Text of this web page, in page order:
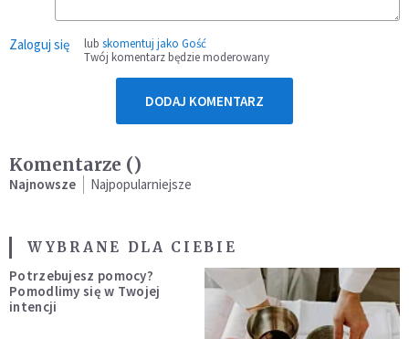
Zaloguj się lub skomentuj jako Gość
Twój komentarz będzie moderowany
DODAJ KOMENTARZ
Komentarze ()
Najnowsze Najpopularniejsze
WYBRANE DLA CIEBIE
Potrzebujesz pomocy?
Pomodlimy się w Twojej
intencji